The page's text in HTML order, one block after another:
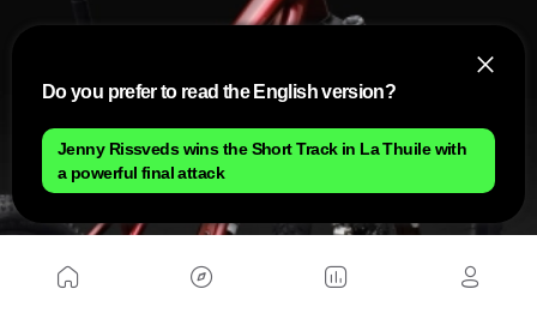
Do you prefer to read the English version?
Jenny Rissveds wins the Short Track in La Thuile with
a powerful final attack